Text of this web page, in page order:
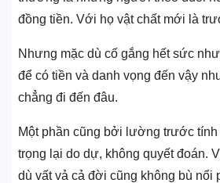
đồng tiền. Với họ vật chất mới là
Nhưng mặc dù cố gắng hết sức
để có tiền và danh vọng đến vậy
chẳng đi đến đâu.
Một phần cũng bởi lường trước
trọng lại do dự, không quyết đoán.
dù vất vả cả đời cũng không bù nổi